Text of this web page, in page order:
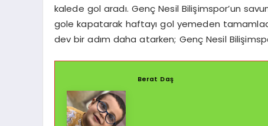
kalede gol aradı. Genç Nesil Bilişimspor’un
gole kapatarak haftayı gol yemeden
dev bir adım daha atarken; Genç Nesil
Berat Daş